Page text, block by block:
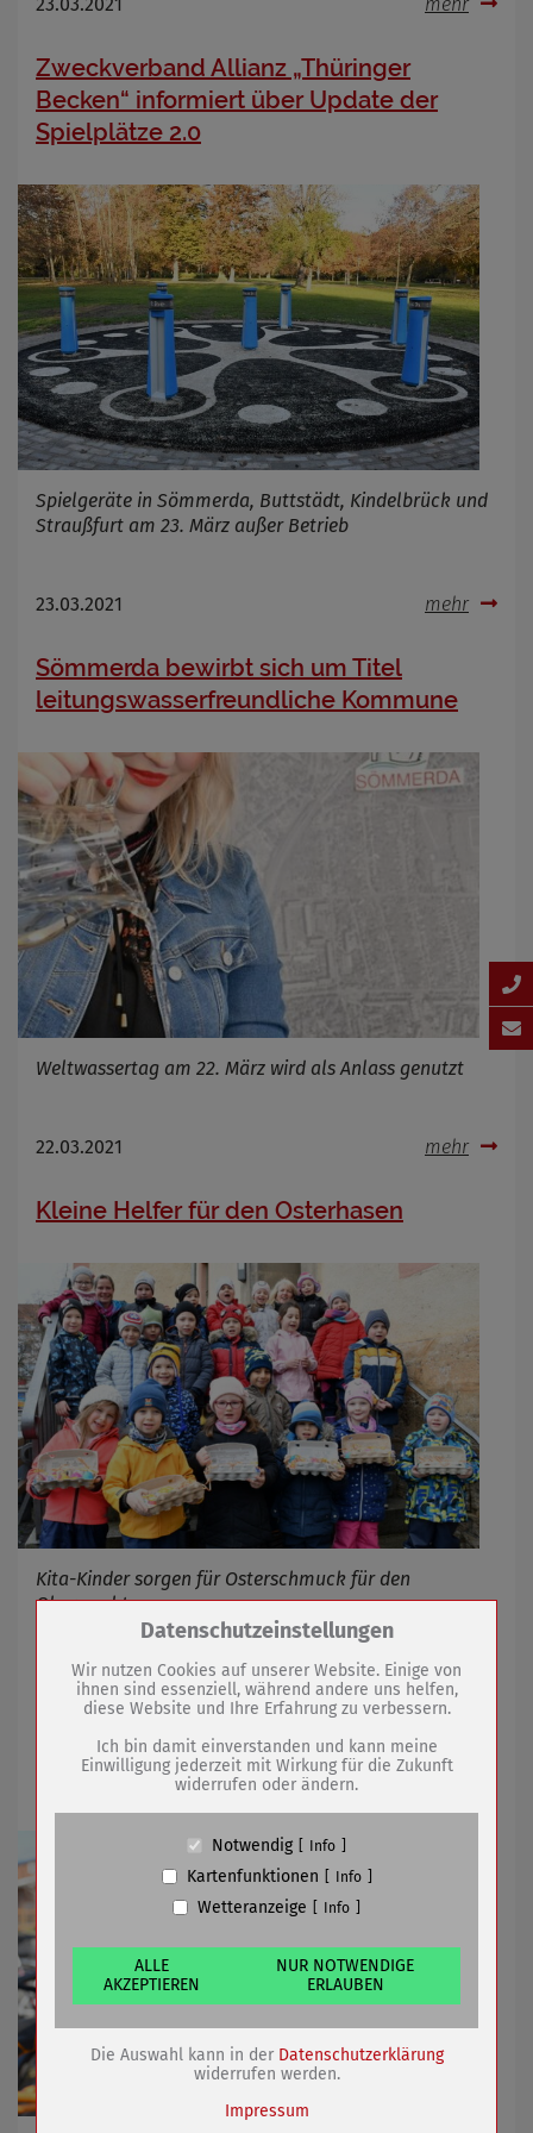
23.03.2021 mehr
Zweckverband Allianz „Thüringer
Becken“ informiert über Update der
Spielplätze 2.0
Spielgeräte in Sömmerda, Buttstädt, Kindelbrück und
Straußfurt am 23. März außer Betrieb
23.03.2021 mehr
Sömmerda bewirbt sich um Titel
leitungswasserfreundliche Kommune
Weltwassertag am 22. März wird als Anlass genutzt
22.03.2021 mehr
Kleine Helfer für den Osterhasen
Kita-Kinder sorgen für Osterschmuck für den
Obermarkt
19.03.2021 mehr
Rang 9 für Sömmerda beim ADFC
Fahrradklima-Test 2020
Zum Betrieb der Seite notwendige Cookies /
Name
PHP Session Cookie
Anbieter
Eigentümer dieser Website (Wenko-
Wenselaar GmbH & Co. KG)
Absicherung Kontaktformular / SPAM
Cookiespeicherung Entscheidungscookie
Anbieter
Eigentümer dieser Website (Wenko-
Wenselaar GmbH & Co. KG)
Zweck
Speichert die Einstellungen der Besucher
bezüglich der Speicherung von Cookies.
Cookie Name
dywc
Cookie Laufzeit
1 Jahr
Datenschutzeinstellungen
Wir nutzen Cookies auf unserer Website. Einige von
ihnen sind essenziell, während andere uns helfen,
diese Website und Ihre Erfahrung zu verbessern.
Ich bin damit einverstanden und kann meine
Einwilligung jederzeit mit Wirkung für die Zukunft
widerrufen oder ändern.
Notwendig Info
Kartenfunktionen Info
Wetteranzeige Info
ALLE
AKZEPTIEREN
NUR NOTWENDIGE
ERLAUBEN
Die Auswahl kann in der Datenschutzerklärung
widerrufen werden.
Impressum